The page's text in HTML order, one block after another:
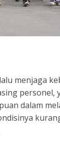
menjaga
personel,
dalam